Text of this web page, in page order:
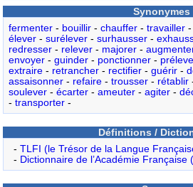
Synonymes
fermenter- bouillir- chauffer- travailler-
élever- surélever- surhausser-
redresser- relever- majorer-
envoyer- guinder- ponctionner-
extraire- retrancher- rectifier- guérir-
assaisonner- refaire- trousser- rétablir
soulever- écarter- ameuter- agiter-
- transporter-
Définitions /
- TLFI (le Trésor de la Langue
- Dictionnaire de l’Académie Française